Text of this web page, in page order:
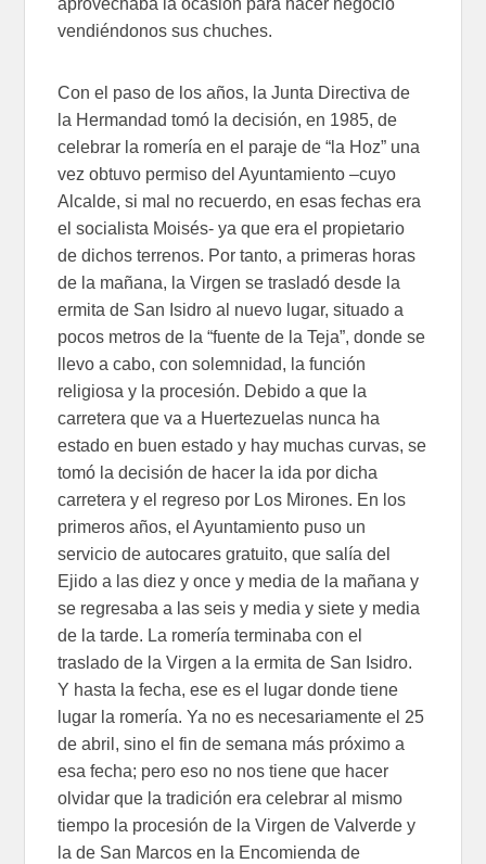
aprovechaba la ocasión para hacer negocio
vendiéndonos sus chuches.
Con el paso de los años, la Junta Directiva de
la Hermandad tomó la decisión, en 1985, de
celebrar la romería en el paraje de “la Hoz” una
vez obtuvo permiso del Ayuntamiento –cuyo
Alcalde, si mal no recuerdo, en esas fechas era
el socialista Moisés- ya que era el propietario
de dichos terrenos. Por tanto, a primeras horas
de la mañana, la Virgen se trasladó desde la
ermita de San Isidro al nuevo lugar, situado a
pocos metros de la “fuente de la Teja”, donde se
llevo a cabo, con solemnidad, la función
religiosa y la procesión. Debido a que la
carretera que va a Huertezuelas nunca ha
estado en buen estado y hay muchas curvas, se
tomó la decisión de hacer la ida por dicha
carretera y el regreso por Los Mirones. En los
primeros años, el Ayuntamiento puso un
servicio de autocares gratuito, que salía del
Ejido a las diez y once y media de la mañana y
se regresaba a las seis y media y siete y media
de la tarde. La romería terminaba con el
traslado de la Virgen a la ermita de San Isidro.
Y hasta la fecha, ese es el lugar donde tiene
lugar la romería. Ya no es necesariamente el 25
de abril, sino el fin de semana más próximo a
esa fecha; pero eso no nos tiene que hacer
olvidar que la tradición era celebrar al mismo
tiempo la procesión de la Virgen de Valverde y
la de San Marcos en la Encomienda de